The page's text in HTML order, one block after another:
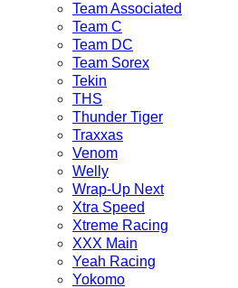
Team Associated
Team C
Team DC
Team Sorex
Tekin
THS
Thunder Tiger
Traxxas
Venom
Welly
Wrap-Up Next
Xtra Speed
Xtreme Racing
XXX Main
Yeah Racing
Yokomo